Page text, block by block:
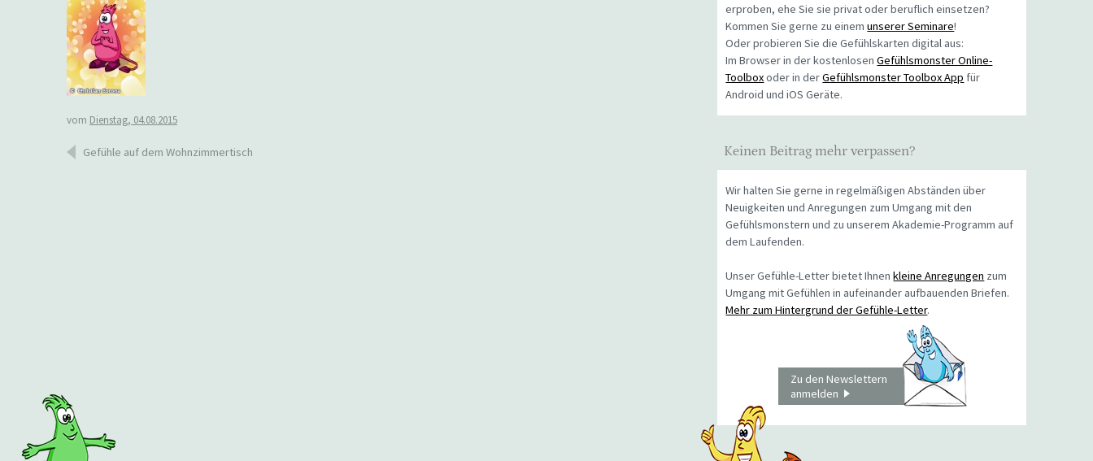
vom Dienstag, 04.08.2015
Beitragsnavigation
Gefühle auf dem Wohnzimmertisch
erproben, ehe Sie sie privat oder beruflich einsetzen?
Kommen Sie gerne zu einemunserer Seminare!
Oder probieren Sie die Gefühlskarten digital aus:
Im Browser in der kostenlosenGefühlsmonster Online-
Toolboxoder in derGefühlsmonster Toolbox App für
Android und iOS Geräte.
Keinen Beitrag mehr verpassen?
Wir halten Sie gerne in regelmäßigen Abständen über
Neuigkeiten und Anregungen zum Umgang mit den
Gefühlsmonstern und zu unserem Akademie-Programm auf
dem Laufenden.
Unser Gefühle-Letter bietet Ihnenkleine Anregungen zum
Umgang mit Gefühlen in aufeinander aufbauenden Briefen.
Mehr zum Hintergrund der Gefühle-Letter.
Zu den Newslettern
anmelden